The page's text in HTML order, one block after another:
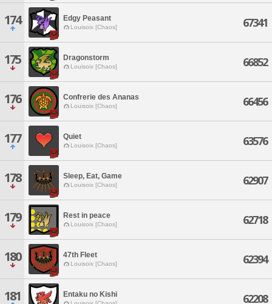
174 Edgy Peasant
Louisoix [Chaos] 67341
175 Dragonstorm
Louisoix [Chaos] 66852
176 Confrerie des Ananas
Louisoix [Chaos] 66456
177 Quiet
Louisoix [Chaos] 63576
178 Sleep, Eat, Game
Louisoix [Chaos] 62907
179 Rest in peace
Louisoix [Chaos] 62718
180 47th Fleet
Louisoix [Chaos] 62394
181 Entaku no Kishi 62208